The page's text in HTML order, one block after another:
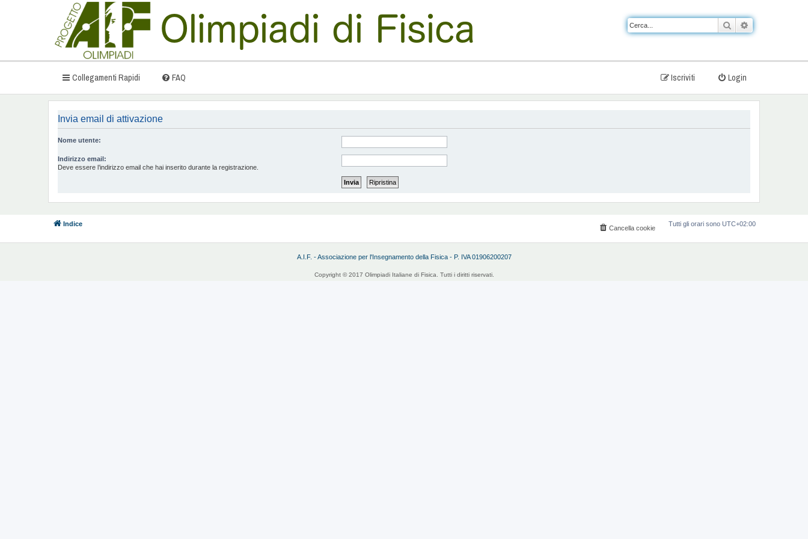
Cerca
Collegamenti Rapidi FAQ Login
Iscriviti
Invia email di attivazione
Nome utente:
Indirizzo email:
Deve essere l’indirizzo email che hai inserito durante la registrazione.
Indice Tutti gli orari sono UTC+02:00
Cancella cookie
A.I.F. - Associazione per l'Insegnamento della Fisica - P. IVA 01906200207
Copyright © 2017 Olimpiadi Italiane di Fisica. Tutti i diritti riservati.